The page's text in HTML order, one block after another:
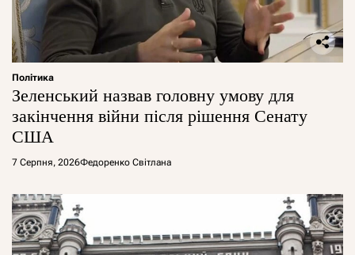
Політика
Зеленський назвав головну умову для
закінчення війни після рішення Сенату
США
7 Серпня, 2026Федоренко Світлана